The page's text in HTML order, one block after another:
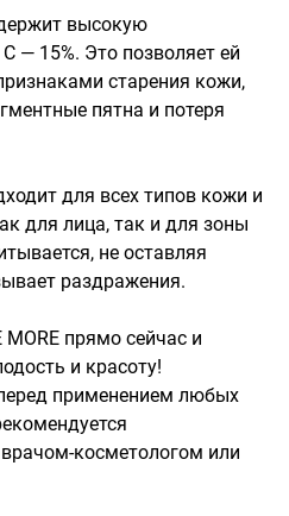
высокую
— 15%. Это позволяет ей
старения кожи,
пятна и потеря
для всех типов кожи и
для лица, так и для зоны
не оставляя
раздражения.
прямо сейчас и
и красоту!
применением любых
косметологом или